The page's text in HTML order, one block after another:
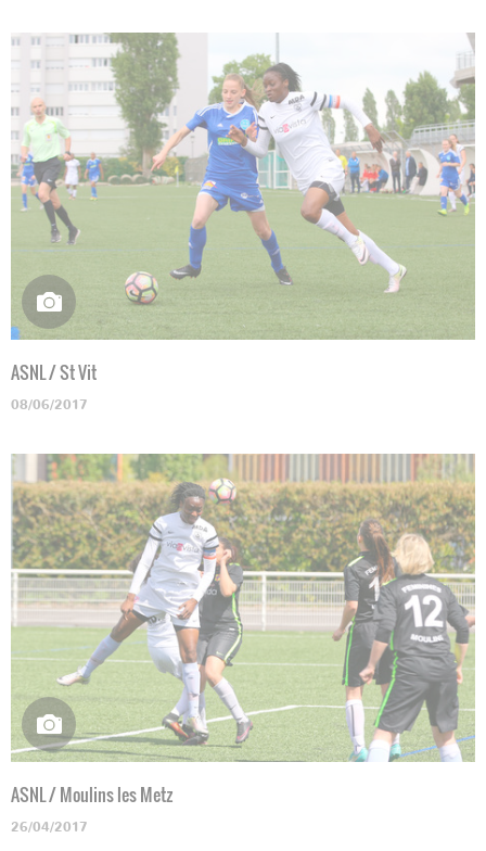
ASNL / St Vit
08/06/2017
ASNL / Moulins les Metz
26/04/2017